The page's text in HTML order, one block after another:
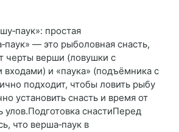
простая
— это рыболовная снасть,
черты верши (ловушки с
и «паука» (подъёмника с
подходит, чтобы ловить рыбу
установить снасть и время от
улов.Подготовка снастиПеред
что верша‑паук в